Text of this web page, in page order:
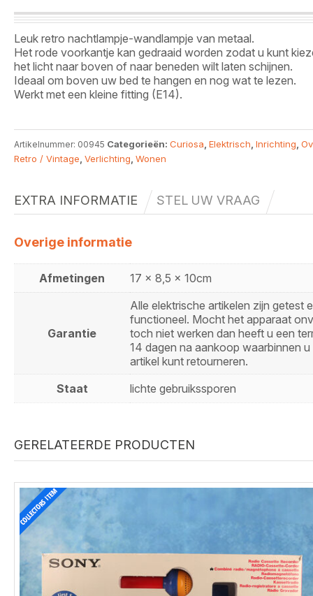
Leuk retro nachtlampje-wandlampje van metaal.
Het rode voorkantje kan gedraaid worden zodat u kunt
het licht naar boven of naar beneden wilt laten schijnen.
Ideaal om boven uw bed te hangen en nog wat te lezen.
Werkt met een kleine fitting (E14).
Artikelnummer: 00945 Categorieën: Curiosa, Elektrisch, Inrichting,
Retro / Vintage, Verlichting, Wonen
EXTRA INFORMATIE STEL UW VRAAG
Overige informatie
Afmetingen 17 x 8,5 x 10cm
Garantie
Alle elektrische artikelen zijn getest
functioneel. Mocht het apparaat
toch niet werken dan heeft u een
14 dagen na aankoop waarbinnen u
artikel kunt retourneren.
Staat
lichte gebruikssporen
GERELATEERDE PRODUCTEN